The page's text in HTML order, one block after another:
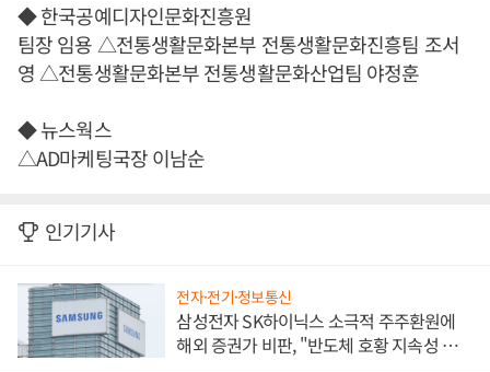
◆ 한국공예디자인문화진흥원
팀장 임용 △전통생활문화본부 전통생활문화진흥팀 조서
영 △전통생활문화본부 전통생활문화산업팀 야정훈
◆ 뉴스웍스
△AD마케팅국장 이남순
인기기사
전자·전기·정보통신
삼성전자 SK하이닉스 소극적 주주환원에
해외 증권가 비판, "반도체 호황 지속성 의